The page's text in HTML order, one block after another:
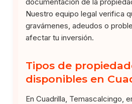
Nuestro equipo legal verifica
gravámenes, adeudos o
afectar tu inversión.
Tipos de
disponibles en
En Cuadrilla, Temascalcingo,